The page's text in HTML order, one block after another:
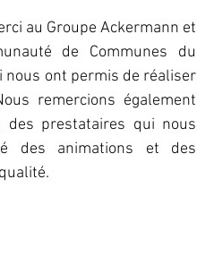
au Groupe Ackermann et
de Communes du
nous ont permis de réaliser
remercions également
des prestataires qui nous
des animations et des